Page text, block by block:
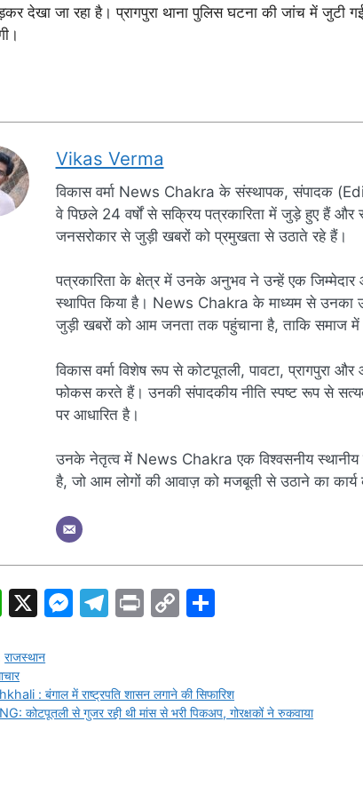
देखा जा रहा है। प्रागपुरा थाना पुलिस घटना की जांच में जुटी
Vikas Verma
विकास वर्मा News Chakra के संस्थापक, संपादक
वे पिछले 24 वर्षों से सक्रिय पत्रकारिता में जुड़े हुए हैं और
जनसरोकार से जुड़ी खबरों को प्रमुखता से उठाते रहे हैं।
पत्रकारिता के क्षेत्र में उनके अनुभव ने उन्हें एक
स्थापित किया है। News Chakra के माध्यम से उनका
जुड़ी खबरों को आम जनता तक पहुंचाना है, ताकि समाज में
विकास वर्मा विशेष रूप से कोटपूतली, पावटा, प्रागपुरा
फोकस करते हैं। उनकी संपादकीय नीति स्पष्ट रूप से
पर आधारित है।
उनके नेतृत्व में News Chakra एक विश्वसनीय स्थानीय
है, जो आम लोगों की आवाज़ को मजबूती से उठाने का कार्य
W
at
s
A
X
M
s
e
T
gr
a
Pr C
y
Li
e
राजस्थान
: बंगाल में राष्ट्रपति शासन लगाने की सिफारिश
कोटपूतली से गुजर रही थी मांस से भरी पिकअप, गोरक्षकों ने रुकवाया